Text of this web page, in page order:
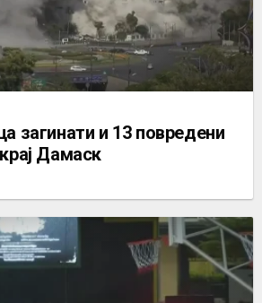
загинати и 13 повредени
Дамаск